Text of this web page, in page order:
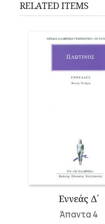
RELATED ITEMS
Εννεάς Δ΄
Άπαντα 4